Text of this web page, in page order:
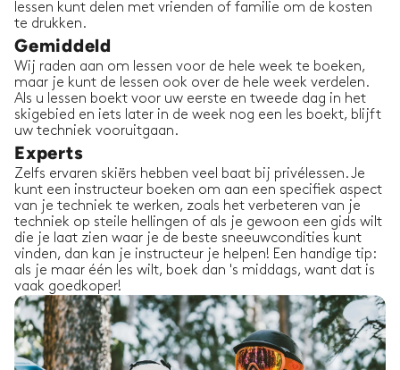
lessen kunt delen met vrienden of familie om de kosten
te drukken.
Gemiddeld
Wij raden aan om lessen voor de hele week te boeken,
maar je kunt de lessen ook over de hele week verdelen.
Als u lessen boekt voor uw eerste en tweede dag in het
skigebied en iets later in de week nog een les boekt, blijft
uw techniek vooruitgaan.
Experts
Zelfs ervaren skiërs hebben veel baat bij privélessen. Je
kunt een instructeur boeken om aan een specifiek aspect
van je techniek te werken, zoals het verbeteren van je
techniek op steile hellingen of als je gewoon een gids wilt
die je laat zien waar je de beste sneeuwcondities kunt
vinden, dan kan je instructeur je helpen! Een handige tip:
als je maar één les wilt, boek dan 's middags, want dat is
vaak goedkoper!